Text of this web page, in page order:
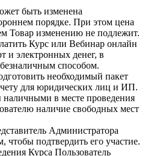
быть изменена
порядке. При этом цена
Товар изменению не подлежит.
Курс или Вебинар онлайн
и электронных денег, в
способом.
необходимый пакет
для юридических лиц и ИП.
в месте проведения
наличие свободных мест
Администратора
чтобы подтвердить его участие.
Курса Пользователь